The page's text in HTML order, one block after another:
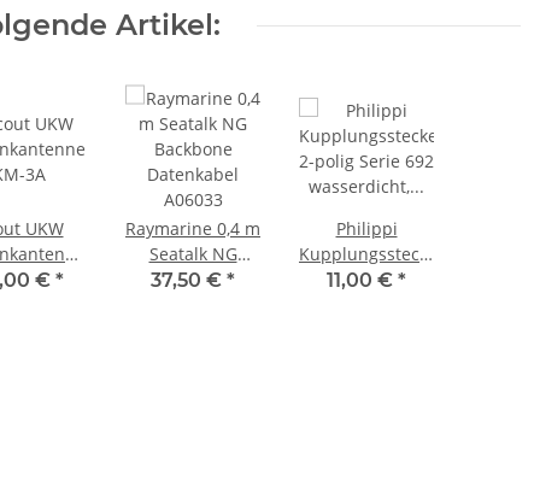
Artikel:
UKW
3A€ *
Raymarine 0,4 m
Seatalk NG
Backbone
37,50 € *
Philippi
Kupplungsstecker
2-polig Serie 692
11,00 € *